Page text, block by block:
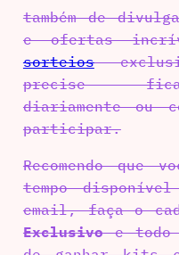
também de
e ofertas
sorteios
precise
diariamente ou
participar.
Recomendo que
tempo
email, faça o
Exclusivoe todo